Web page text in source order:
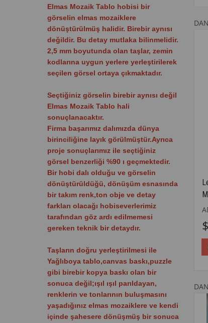
Elmas Mozaik Tablo hobisi bir
görselin elmas mozaiklere
dönüştürülmüş halidir. Birebir aynısı
değildir. Bu detay mutlaka bilinmelidir.
2,5 mm boyutunda olan taşlar, zemin
kodlarına uygun yerlere yerleştirilerek
seçilen görsel ortaya çıkmaktadır.
Seçtiğiniz görselin birebir aynısı değil
Elmas Mozaik Tablo hali
sonuçlanacaktır.
Firma başarımız dalımızda dünya
birinciliğine layık görülmüştür.Ayrıca
proje sonuçlarımız ile seçtiğiniz
görsel benzerliği %90 ı geçmektedir.
Bir hobi dalı olduğu ve görselin
dönüştürüldüğü, dönüşüm esnasında
bir takım renk,ton obje ve detay
farkları olacağı hobiseverlerimiz
tarafından göz ardı edilmemesi
gereken teknik bir detaydır.
Taşların doğru yerleştirilmesi ile
Yağlıboya tablo,canvas baskı,puzzle
gibi birebir kopya baskı olan bir
sonuca değil;ışıl ışıl parıldayan,
renklerin ve tonlarının buluşmasını
yaşadığınız elmas mozaiklere ve kendi
içinde şahesere dönüşmüş bir sonuca